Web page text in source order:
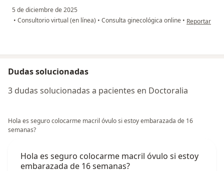
5 de diciembre de 2025
• Consultorio virtual (en línea) • Consulta ginecológica online • en opinión
Reportar
Dudas solucionadas
3 dudas solucionadas a pacientes en Doctoralia
Hola es seguro colocarme macril óvulo si estoy embarazada de 16
semanas?
Hola es seguro colocarme macril óvulo si estoy
embarazada de 16 semanas?